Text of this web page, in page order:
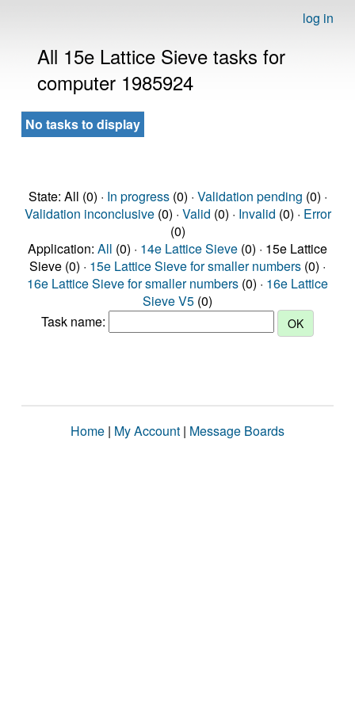
log in
All 15e Lattice Sieve tasks for
computer 1985924
No tasks to display
State: All (0) · In progress(0) · Validation pending (0) ·
Validation inconclusive(0) · Valid (0) · Invalid (0) · Error
(0)
Application: All (0) · 14e Lattice Sieve (0) · 15e Lattice
Sieve (0) · 15e Lattice Sieve for smaller numbers (0) ·
16e Lattice Sieve for smaller numbers (0) · 16e Lattice
Sieve V5 (0)
Task name:
Home | My Account | Message Boards